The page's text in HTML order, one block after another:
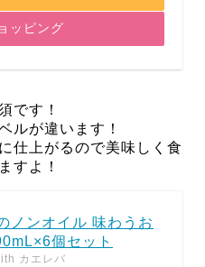
ッピング
です！
ルが違います！
仕上がるので美味しく食
すよ！
ノンオイル 味わうお
個セット
カエレバ